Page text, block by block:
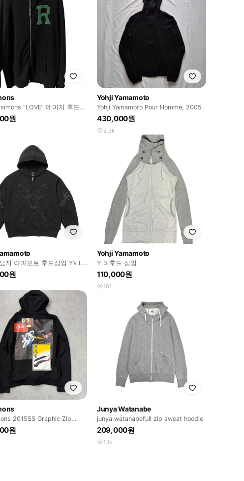
“LOVE” 데미지 후드
원
Yohji Yamamoto
Yohji Yamamoto Pour Homme, 2005
430,000원
2.3k
지 야마모토 후드집업 Y’s L
원
Yohji Yamamoto
Y-3 후드 집업
110,000원
181
2015SS Graphic Zip
원
Junya Watanabe
junya watanabefull zip sweat hoodie
209,000원
1.1k